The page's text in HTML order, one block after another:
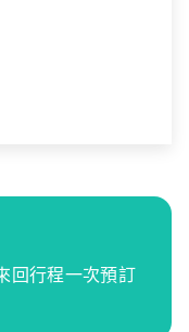
回行程一次預訂